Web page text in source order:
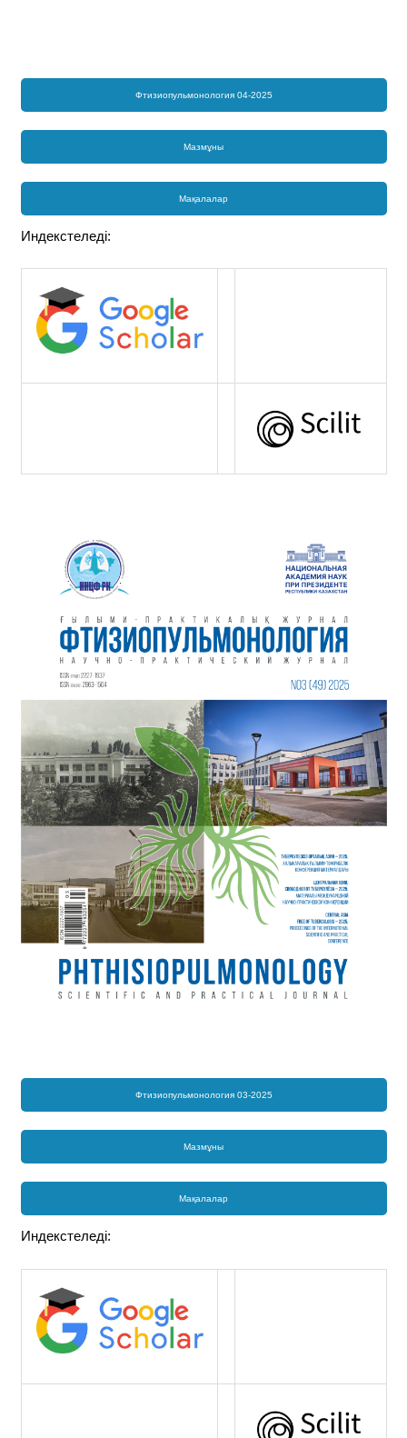
Фтизиопульмонология 04-2025
Мазмұны
Мақалалар
Индекстеледі:
Фтизиопульмонология 03-2025
Мазмұны
Мақалалар
Индекстеледі: